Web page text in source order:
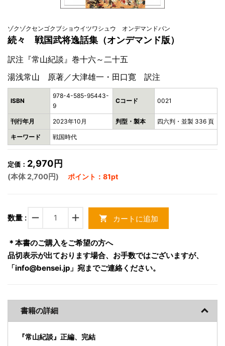
ゾクゾクセンゴクブショウイツワシュウ オンデマンドバン
続々 戦国武将逸話集（オンデマンド版）
訳注『常山紀談』巻十六～二十五
湯浅常山 原著／大津雄一・田口寛 訳注
ISBN
978-4-585-95443-
9
Cコード 0021
刊行年月 2023年10月 判型・製本 四六判・並製 336 頁
キーワード 戦国時代
定価： 2,970円
(本体 2,700円) ポイント：81pt
数量 : remove add shopping_cart カートに追加
＊本書のご購入をご希望の方へ
品切表示が出ております場合、お手数ではございますが、
「info@bensei.jp」宛までご連絡ください。
書籍の詳細
『常山紀談』正編、完結